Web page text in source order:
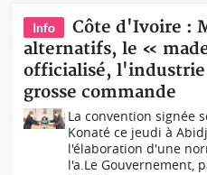
Info
Côte d'Ivoire :
alternatifs, le «
officialisé, l'industrie
grosse commande
La convention signée
Konaté ce jeudi à
l'élaboration d'une
l'a.Le Gouvernement,